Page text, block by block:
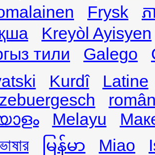
Frysk
ភ
Kreyòl Ayisyen
тили
Galego
Kurdî
Latine
Melayu
မြန်မာ Miao